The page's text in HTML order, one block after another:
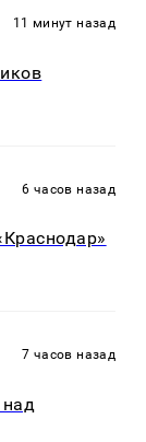
11 минут назад
6 часов назад
7 часов назад